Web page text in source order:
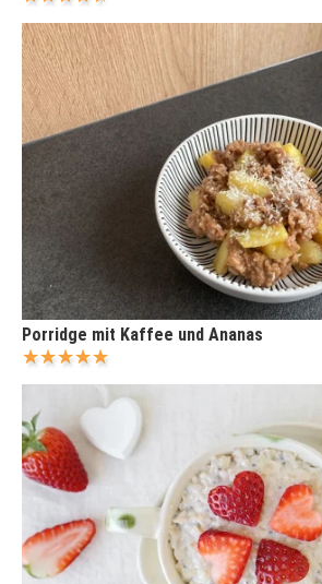
Porridge mit Kaffee und Ananas